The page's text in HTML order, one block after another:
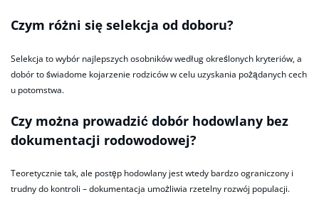
Czym różni się selekcja od doboru?
Selekcja to wybór najlepszych osobników według określonych kryteriów, a
dobór to świadome kojarzenie rodziców w celu uzyskania pożądanych cech
u potomstwa.
Czy można prowadzić dobór hodowlany bez
dokumentacji rodowodowej?
Teoretycznie tak, ale postęp hodowlany jest wtedy bardzo ograniczony i
trudny do kontroli – dokumentacja umożliwia rzetelny rozwój populacji.